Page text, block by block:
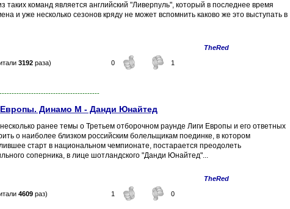
таких команд является английский "Ливерпуль", который в последнее время
и уже несколько сезонов кряду не может вспомнить каково же это выступать в
TheRed
3192раза) 0 1
Динамо М - Данди Юнайтед
ранее темы о Третьем отборочном раунде Лиги Европы и его ответных
о наиболее близком российским болельщикам поединке, в котором
старт в национальном чемпионате, постарается преодолеть
соперника, в лице шотландского "Данди Юнайтед"...
TheRed
4609раз) 1 0